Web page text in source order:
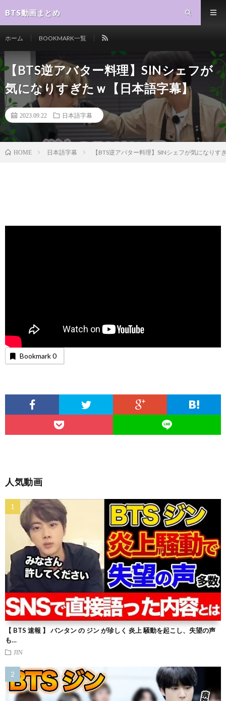
BTS動画まとめ
ホーム BOOKMARK一覧
【BTS逆アバター料理】SINシェフが
気になりすぎたｗ【日本語字幕】
2023.09.22 日本語字幕
HOME 日本語字幕 【BTS逆アバター料理】SINシェフが気になりす
Bookmark0
人気動画
【 BTS 速報 】 バンタン の ジン が珍しく 炎上 騒動を起こし、失望の声
も…
JIN